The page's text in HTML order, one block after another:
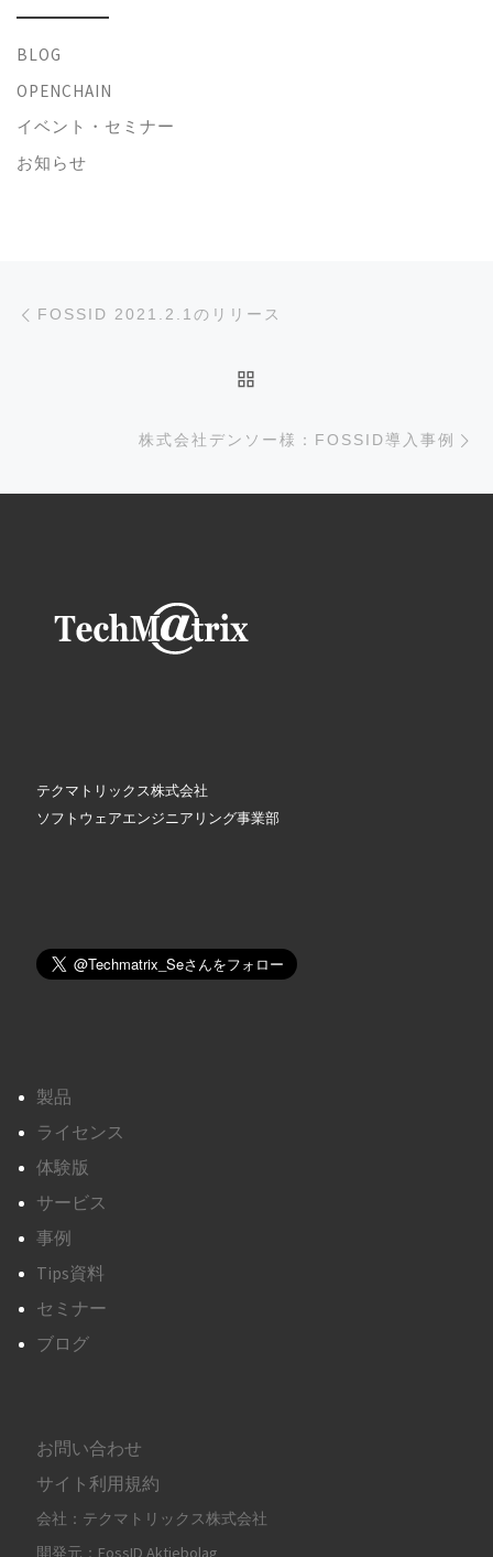
BLOG
OPENCHAIN
イベント・セミナー
お知らせ
投稿ナビゲーション
FOSSID 2021.2.1のリリース
株式会社デンソー様：FOSSID導入事例
テクマトリックス株式会社
ソフトウェアエンジニアリング事業部
製品
ライセンス
体験版
サービス
事例
Tips資料
セミナー
ブログ
お問い合わせ
サイト利用規約
会社：テクマトリックス株式会社